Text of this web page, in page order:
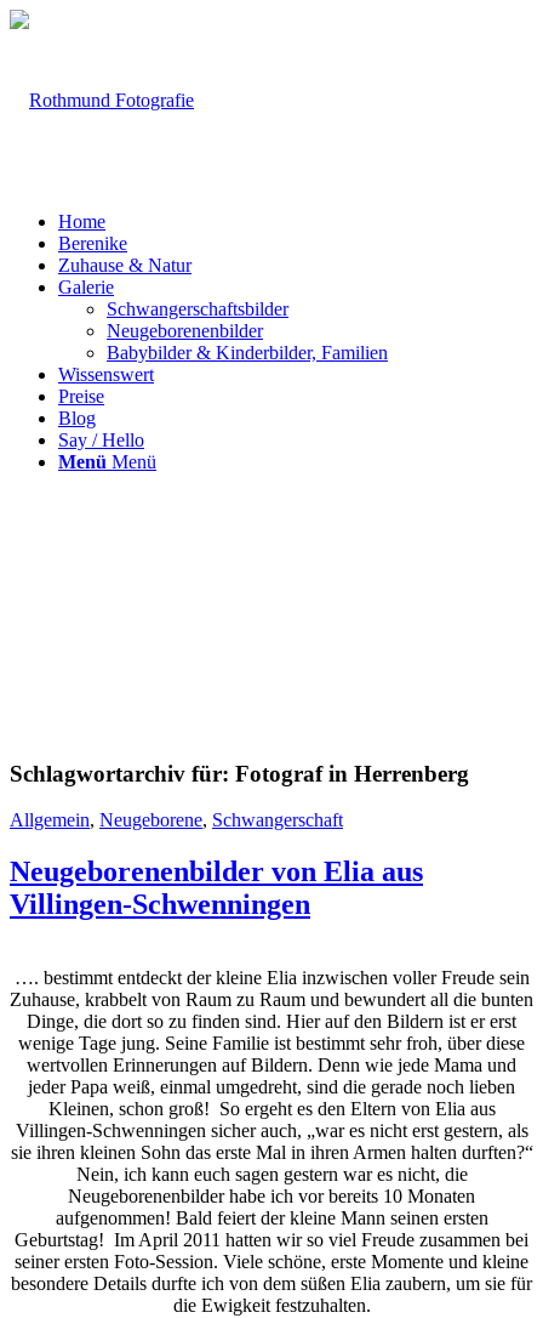
Home
Berenike
Zuhause & Natur
Galerie
Schwangerschaftsbilder
Neugeborenenbilder
Babybilder & Kinderbilder, Familien
Wissenswert
Preise
Blog
Say / Hello
Menü Menü
Schlagwortarchiv für: Fotograf in Herrenberg
Allgemein, Neugeborene, Schwangerschaft
Neugeborenenbilder von Elia aus
Villingen-Schwenningen
…. bestimmt entdeckt der kleine Elia inzwischen voller Freude sein
Zuhause, krabbelt von Raum zu Raum und bewundert all die bunten
Dinge, die dort so zu finden sind. Hier auf den Bildern ist er erst
wenige Tage jung. Seine Familie ist bestimmt sehr froh, über diese
wertvollen Erinnerungen auf Bildern. Denn wie jede Mama und
jeder Papa weiß, einmal umgedreht, sind die gerade noch lieben
Kleinen, schon groß! So ergeht es den Eltern von Elia aus
Villingen-Schwenningen sicher auch, „war es nicht erst gestern, als
sie ihren kleinen Sohn das erste Mal in ihren Armen halten durften?“
Nein, ich kann euch sagen gestern war es nicht, die
Neugeborenenbilder habe ich vor bereits 10 Monaten
aufgenommen! Bald feiert der kleine Mann seinen ersten
Geburtstag! Im April 2011 hatten wir so viel Freude zusammen bei
seiner ersten Foto-Session. Viele schöne, erste Momente und kleine
besondere Details durfte ich von dem süßen Elia zaubern, um sie für
die Ewigkeit festzuhalten.